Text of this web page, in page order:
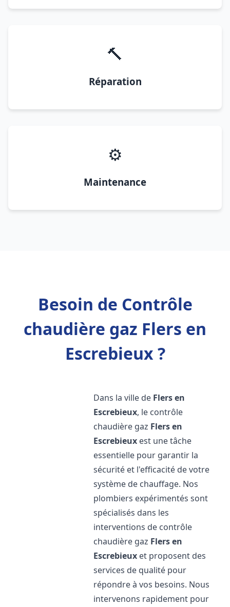
🔨
Réparation
⚙️
Maintenance
Besoin de Contrôle
chaudière gaz Flers en
Escrebieux ?
Dans la ville de Flers en
Escrebieux, le contrôle
chaudière gaz Flers en
Escrebieux est une tâche
essentielle pour garantir la
sécurité et l'efficacité de votre
système de chauffage. Nos
plombiers expérimentés sont
spécialisés dans les
interventions de contrôle
chaudière gaz Flers en
Escrebieux et proposent des
services de qualité pour
répondre à vos besoins. Nous
intervenons rapidement pour